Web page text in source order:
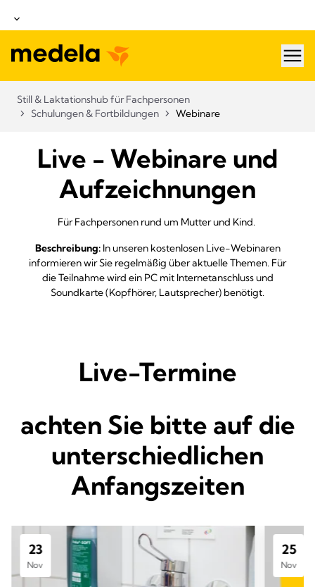
Still & Laktationshub für Fachpersonen
Schulungen & Fortbildungen
Webinare
Live - Webinare und
Aufzeichnungen
Für Fachpersonen rund um Mutter und Kind.
Beschreibung:In unseren kostenlosen Live-Webinaren
informieren wir Sie regelmäßig über aktuelle Themen. Für
die Teilnahme wird ein PC mit Internetanschluss und
Soundkarte (Kopfhörer, Lautsprecher) benötigt.
Live-Termine
achten Sie bitte auf die
unterschiedlichen
Anfangszeiten
23
Nov
25
Nov